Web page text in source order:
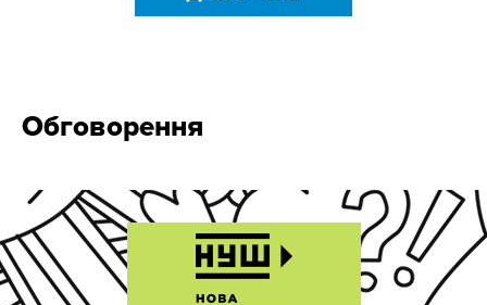
Обговорення